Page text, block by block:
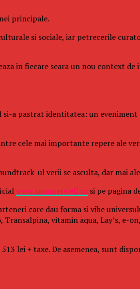
principale.
si sociale, iar petrecerile
in fiecare seara un nou context
si-a pastrat identitatea: un
cele mai importante repere ale
ul verii se asculta, dar mai
www.summerwell.ro si pe pagina
care dau forma si vibe
Transalpina, vitamin aqua, Lay’s, e-
lei + taxe. De asemenea, sunt